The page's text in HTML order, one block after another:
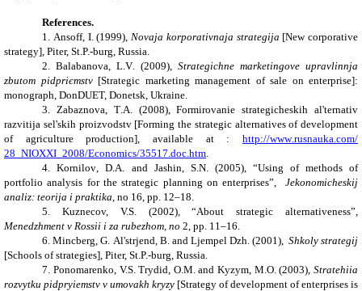
References.
1.
Ansoff, I. (1999), Novaja korporativnaja strategija [New corporative
strategy], Piter, St.P.-burg, Russia.
2.
Balabanova ,L .V . (2009),Strategіchne marketingove upravlіnnja
zbutom pіdpriєmstv[Strategic marketing management of sale on enterprise]:
monograph, DonDUET, Donetsk, Ukraine.
3.
Zabaznova T. A . (2008),Formirovanie strategicheskih al'ternativ
razvitija sel'skih proizvodstv[Forming the strategic alternatives of development
of agriculture production] , available at :http://www.rusnauka .com/
28_ NIOXXI _2008/Economics/35517. doc htm
4.
Kornilov ,D A and Jashin S. N. (2005), “Using of methods of
portfolio analysis for the strategic planning on enterprises”,Jekonomicheskij
analiz: teorija i praktika no 16, pp. 12–18
5.
Kuznecov, V.S. (2002), “About strategic alternativeness”,
Menedzhment v Rossii i za rubezhom, no 2, pp. 11 –16.
6. Mincberg ,G Al'strjend B and Ljempel Dzh (2001), Shkoly strategij
[Schools of strategies], Piter, St.P.-burg, Russia.
7. Ponomarenko, V.S. Trydid, O.M.and Kyzym, M.O. (2003),Stratehiia
rozvytku pidpryiemstv v umovakh kryzy [Strategy of development of enterprises is